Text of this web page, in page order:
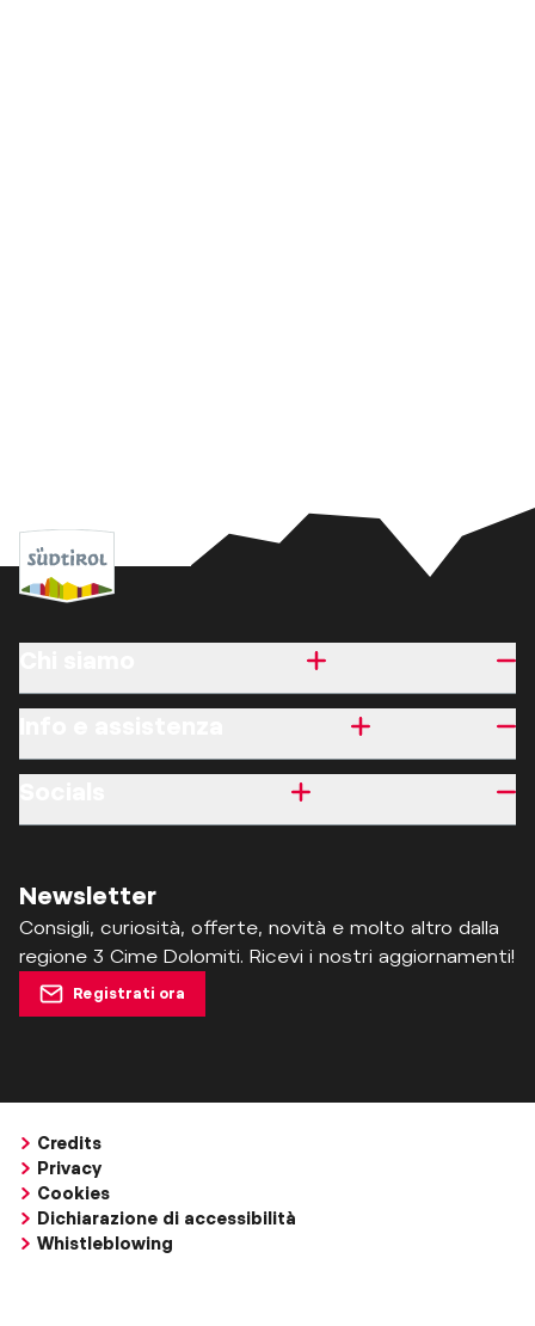
Newsletter
Consigli, curiosità, offerte, novità e molto altro dalla
regione 3 Cime Dolomiti. Ricevi i nostri aggiornamenti!
Registrati ora
Credits
Privacy
Cookies
Dichiarazione di accessibilità
Whistleblowing